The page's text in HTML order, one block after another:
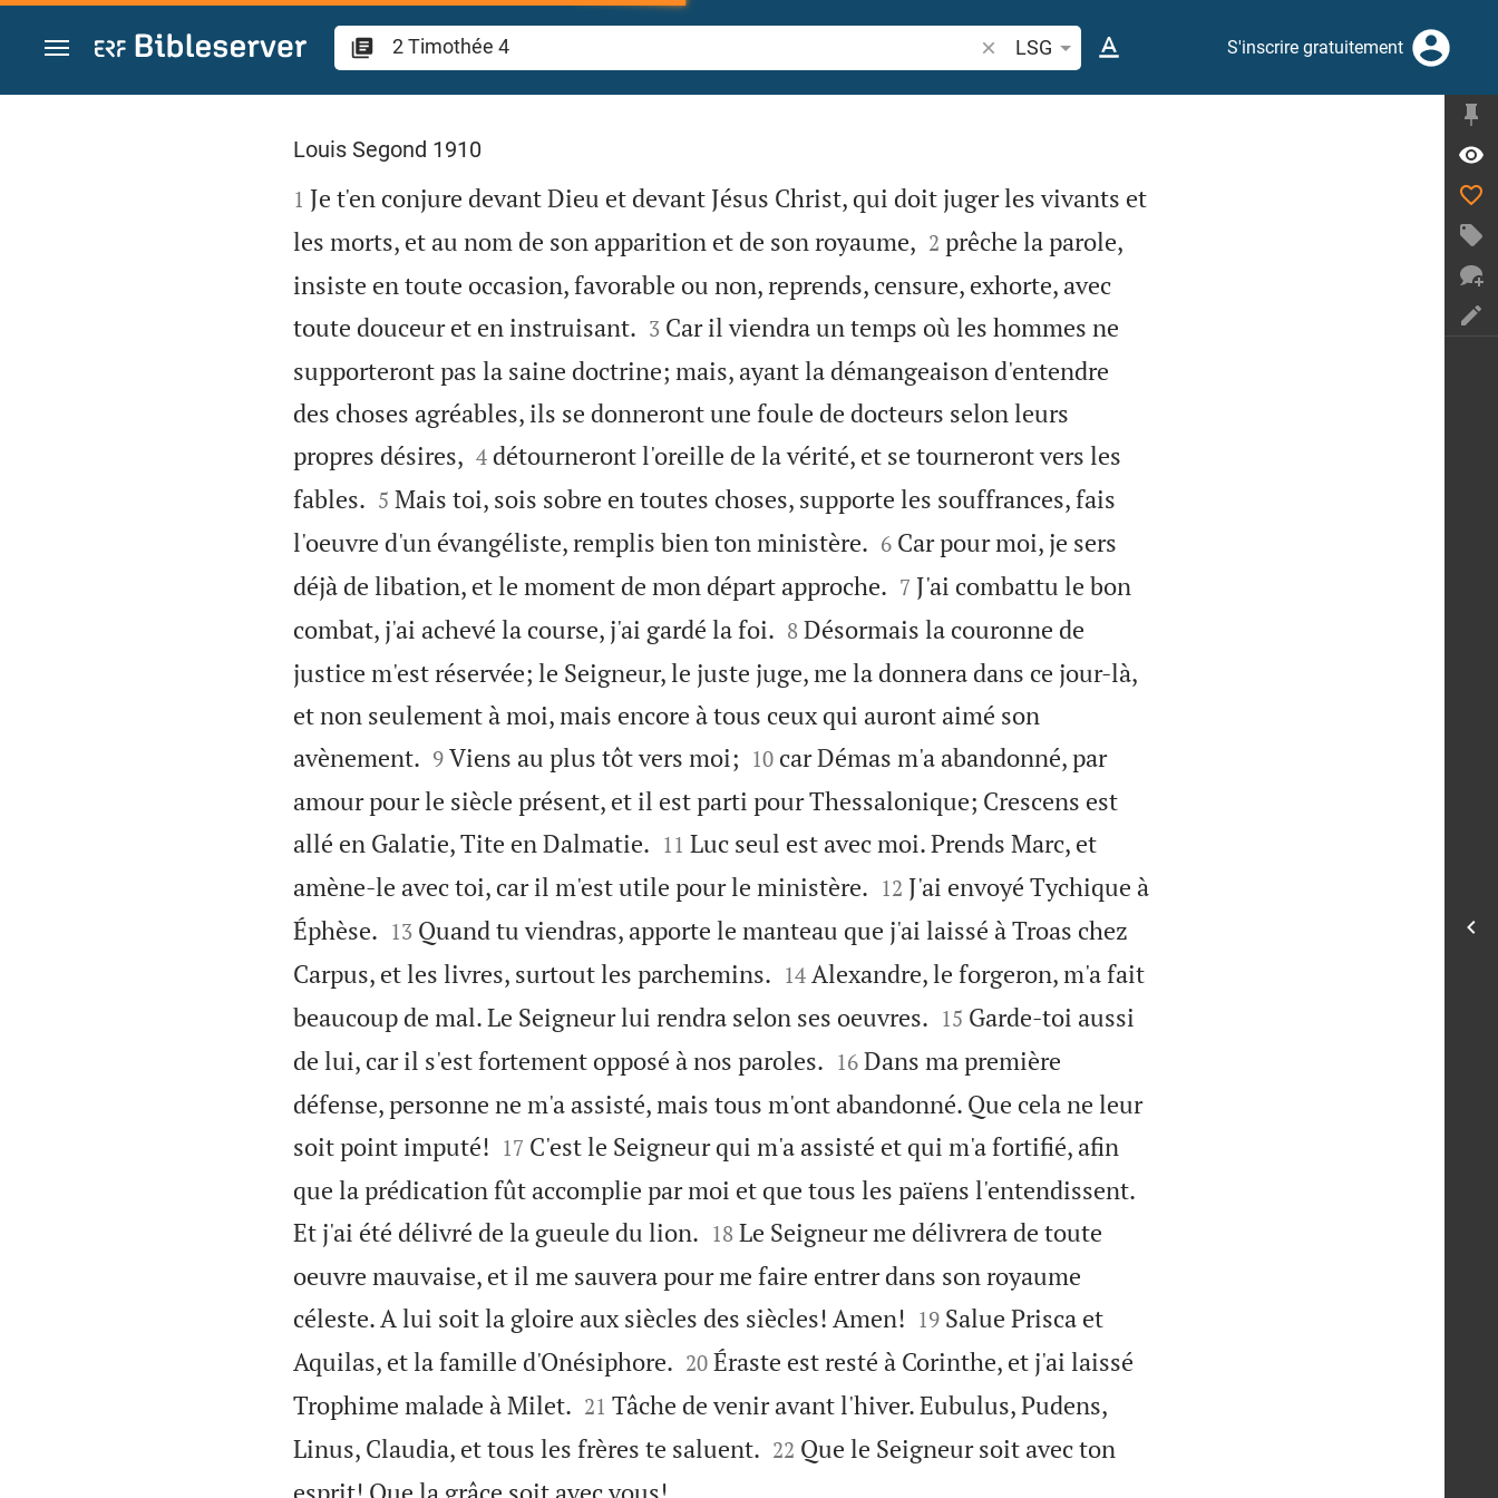
Aller vers contenu
Recherche d'un verset biblique ou mot
LSG S'inscrire gratuitement
2 Timothée 4
Louis Segond 1910

1 Je t'en conjure devant Dieu et devant Jésus Christ, qui doit juger les vivants et
les morts, et au nom de son apparition et de son royaume,
2 prêche la parole,
insiste en toute occasion, favorable ou non, reprends, censure, exhorte, avec
toute douceur et en instruisant.
3 Car il viendra un temps où les hommes ne
supporteront pas la saine doctrine; mais, ayant la démangeaison d'entendre
des choses agréables, ils se donneront une foule de docteurs selon leurs
propres désires,
4 détourneront l'oreille de la vérité, et se tourneront vers les
fables.
5 Mais toi, sois sobre en toutes choses, supporte les souffrances, fais
l'oeuvre d'un évangéliste, remplis bien ton ministère.
6 Car pour moi, je sers
déjà de libation, et le moment de mon départ approche.
7 J'ai combattu le bon
combat, j'ai achevé la course, j'ai gardé la foi.
8 Désormais la couronne de
justice m'est réservée; le Seigneur, le juste juge, me la donnera dans ce jour-là,
et non seulement à moi, mais encore à tous ceux qui auront aimé son
avènement.
9 Viens au plus tôt vers moi;
10 car Démas m'a abandonné, par
amour pour le siècle présent, et il est parti pour Thessalonique; Crescens est
allé en Galatie, Tite en Dalmatie.
11 Luc seul est avec moi. Prends Marc, et
amène-le avec toi, car il m'est utile pour le ministère.
12 J'ai envoyé Tychique à
Éphèse.
13 Quand tu viendras, apporte le manteau que j'ai laissé à Troas chez
Carpus, et les livres, surtout les parchemins.
14 Alexandre, le forgeron, m'a fait
beaucoup de mal. Le Seigneur lui rendra selon ses oeuvres.
15 Garde-toi aussi
de lui, car il s'est fortement opposé à nos paroles.
16 Dans ma première
défense, personne ne m'a assisté, mais tous m'ont abandonné. Que cela ne leur
soit point imputé!
17 C'est le Seigneur qui m'a assisté et qui m'a fortifié, afin
que la prédication fût accomplie par moi et que tous les païens l'entendissent.
Et j'ai été délivré de la gueule du lion.
18 Le Seigneur me délivrera de toute
oeuvre mauvaise, et il me sauvera pour me faire entrer dans son royaume
céleste. A lui soit la gloire aux siècles des siècles! Amen!
19 Salue Prisca et
Aquilas, et la famille d'Onésiphore.
20 Éraste est resté à Corinthe, et j'ai laissé
Trophime malade à Milet.
21 Tâche de venir avant l'hiver. Eubulus, Pudens,
Linus, Claudia, et tous les frères te saluent.
22 Que le Seigneur soit avec ton
